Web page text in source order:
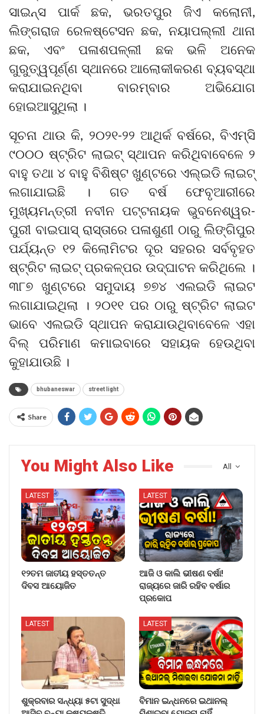
ସାଇନ୍ସ ପାର୍କ ଛକ, ଭରତପୁର ଜିଏ କଲୋନୀ,
ଲିଙ୍ଗରାଜ ରେଳଷ୍ଟେସନ ଛକ, ନୟାପଲ୍ଲୀ ଥାନା
ଛକ, ଏବଂ ପଳାଶପଳ୍ଲୀ ଛକ ଭଳି ଅନେକ
ଗୁରୁତ୍ୱପୂର୍ଣ୍ଣ ସ୍ଥାନରେ ଆଲୋକୀକରଣ ବ୍ୟବସ୍ଥା
କରାଯାଇନଥିବା ବାରମ୍ବାର ଅଭିଯୋଗ
ହୋଇଆସୁଥିଲା ।
ସୂଚନା ଥାଉ କି, ୨୦୨୧-୨୨ ଆଥିର୍କ ବର୍ଷରେ, ବିଏମ୍‌ସି
୯୦୦୦ ଷ୍ଟ୍ରିଟ ଲାଇଟ୍ ସ୍ଥାପନ କରିଥିବାବେଳେ ୨
ବାହୁ ତଥା ୪ ବାହୁ ବିଶିଷ୍ଟ ଖୁଣ୍ଟରେ ଏଲ୍‌ଇଡି ଲାଇଟ୍
ଲଗାଯାଇଛି । ଗତ ବର୍ଷ ଫେବୃଆରୀରେ
ମୁଖ୍ୟମନ୍ତ୍ରୀ ନବୀନ ପଟ୍ଟନାୟକ ଭୁବନେଶ୍ୱର-
ପୁରୀ ବାଇପାସ୍ ରାସ୍ତାରେ ପଳାଶୁଣୀ ଠାରୁ ଲିଙ୍ଗିପୁର
ପର୍ଯ୍ୟନ୍ତ ୧୨ କିଲୋମିଟର ଦୂର ସହରର ସର୍ବବୃହତ
ଷ୍ଟ୍ରିଟ ଲାଇଟ୍ ପ୍ରକଳ୍ପର ଉଦ୍‌ଘାଟନ କରିଥିଲେ ।
୩୮୭ ଖୁଣ୍ଟରେ ସମୁଦାୟ ୭୭୪ ଏଲଇଡି ଲାଇଟ
ଲଗାଯାଇଥିଲା । ୨୦୧୧ ପର ଠାରୁ ଷ୍ଟ୍ରିଟ ଲାଇଟ
ଭାବେ ଏଲଇଡି ସ୍ଥାପନ କରାଯାଉଥିବାବେଳେ ଏହା
ବିଲ୍ ପରିମାଣ କମାଇବାରେ ସହାୟକ ହେଉଥିବା
କୁହାଯାଉଛି ।
bhubaneswar street light
Share
All
You Might Also Like
LATEST
୧୨ତମ ଜାତୀୟ ହସ୍ତତନ୍ତ
ଦିବସ ଆୟୋଜିତ
LATEST
ଆଜି ଓ କାଲି ଭୀଷଣ ବର୍ଷା!
ରାଜ୍ୟରେ ଜାରି ରହିବ ବର୍ଷାର
ପ୍ରକୋପ
LATEST
ଶୁକ୍ରବାର ସନ୍ଧ୍ୟା ୫ଟା ସୁଦ୍ଧା
LATEST
ବିମାନ ଇନ୍ଧନରେ ଇଥାନଲ୍